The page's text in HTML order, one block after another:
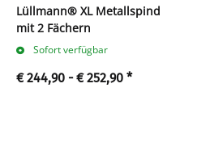
Lüllmann® XL Metallspind
mit 2 Fächern
Sofort verfügbar
€ 244,90 -€ 252,90 *